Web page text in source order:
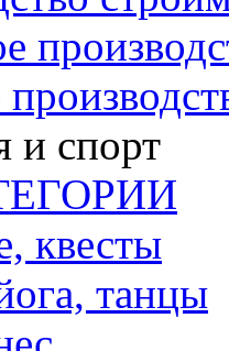
и спорт
квесты
танцы